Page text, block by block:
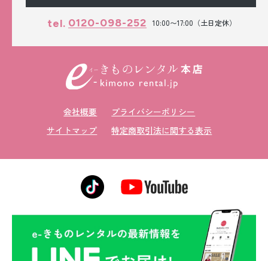
tel. 0120-098-252 10:00〜17:00（土日定休）
会社概要
プライバシーポリシー
サイトマップ
特定商取引法に関する表示